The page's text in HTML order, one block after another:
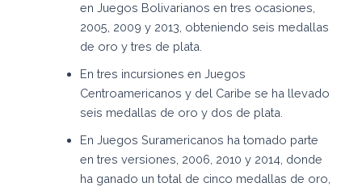
en Juegos Bolivarianos en tres ocasiones,
2005, 2009 y 2013, obteniendo seis medallas
de oro y tres de plata.
En tres incursiones en Juegos
Centroamericanos y del Caribe se ha llevado
seis medallas de oro y dos de plata.
En Juegos Suramericanos ha tomado parte
en tres versiones, 2006, 2010 y 2014, donde
ha ganado un total de cinco medallas de oro,